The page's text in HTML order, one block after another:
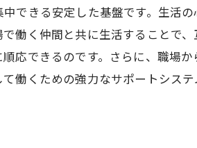
できる安定した基盤です。生活の
働く仲間と共に生活することで
応できるのです。さらに、職場
働くための強力なサポートシス